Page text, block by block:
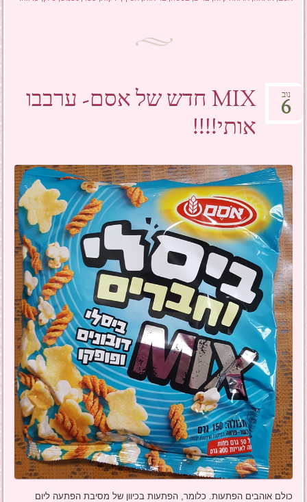
MIX חדש של אסם- ערבבו
אותי!!!!
נוב
6
כולם אוהבים הפתעות. כלומר, הפתעות בכיוון של מסיבת הפתעה ליום